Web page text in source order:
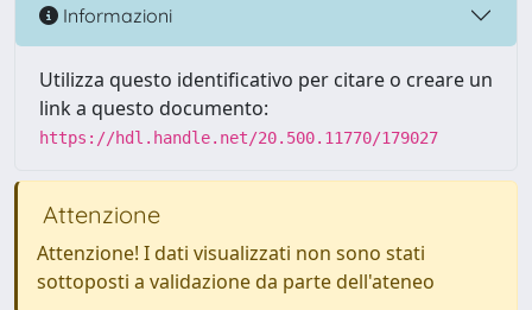
Informazioni
Utilizza questo identificativo per citare o creare un
link a questo documento:
https://hdl.handle.net/20.500.11770/179027
Attenzione
Attenzione! I dati visualizzati non sono stati
sottoposti a validazione da parte dell'ateneo